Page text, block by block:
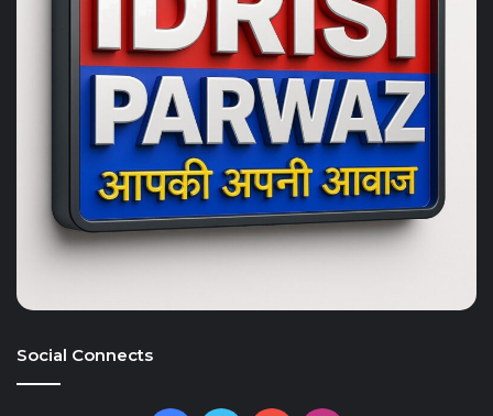
Social Connects